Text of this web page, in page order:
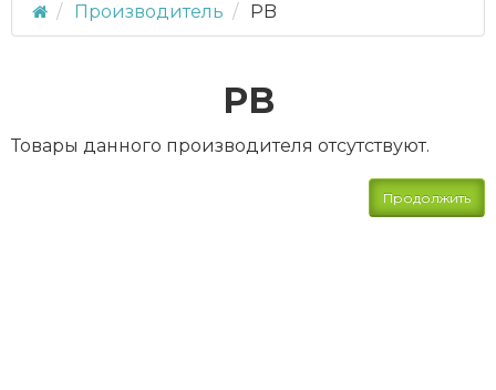
Производитель PB
PB
Товары данного производителя отсутствуют.
Продолжить